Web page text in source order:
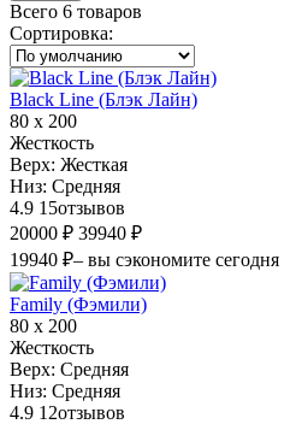
Всего 6 товаров
Сортировка:
Black Line (Блэк Лайн)
80 х 200
Жесткость
Верх: Жесткая
Низ: Средняя
4.9 15отзывов
20000 ₽ 39940 ₽
19940 ₽– вы сэкономите сегодня
Family (Фэмили)
80 х 200
Жесткость
Верх: Средняя
Низ: Средняя
4.9 12отзывов